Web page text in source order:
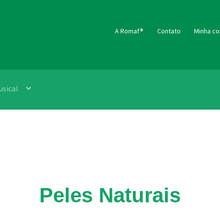
A Romaf® Contato Minha
Peles Naturais